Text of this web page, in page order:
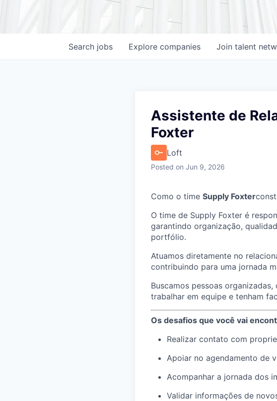
Search jobs Explore companies Join talent
Assistente de
Foxter
Loft
Posted on Jun 9, 2026
Como o time Supply Foxter
O time de Supply Foxter é
garantindo organização,
portfólio.
Atuamos diretamente no
contribuindo para uma jornada
Buscamos pessoas
trabalhar em equipe e tenham
Os desafios que você vai
Realizar contato com
Apoiar no agendamento de
Acompanhar a jornada dos
Validar informações de